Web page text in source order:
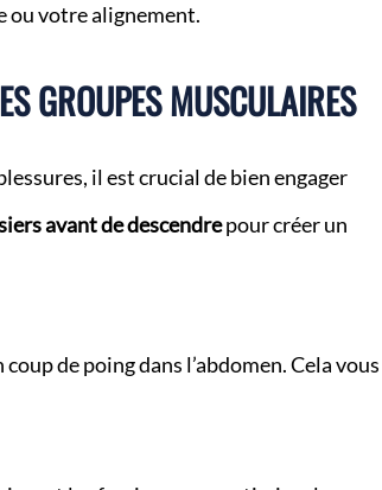
ou votre alignement.
GROUPES MUSCULAIRES
il est crucial de bien engager
avant de descendrepour créer un
de poing dans l’abdomen. Cela vous